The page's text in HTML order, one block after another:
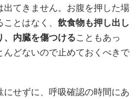
出てきません。お腹を押した場
とはなく、 飲食物も押し出し
、内臓を傷つけることもあっ
んどないので止めておくべきで
にせずに、呼吸確認の時間にあ